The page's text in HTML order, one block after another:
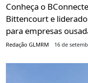
Conheça o
Bittencourt e
para empresas
Redação GLMRM 16 de